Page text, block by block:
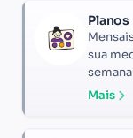
Planos
sua
Mais